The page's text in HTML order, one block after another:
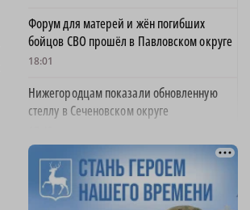
Форум для матерей и жён погибших
бойцов СВО прошёл в Павловском округе
18:01
Нижегородцам показали обновленную
стеллу в Сеченовском округе
Исправительные работы получил
нижегородец с долгом по алиментам 700
тысяч рублей